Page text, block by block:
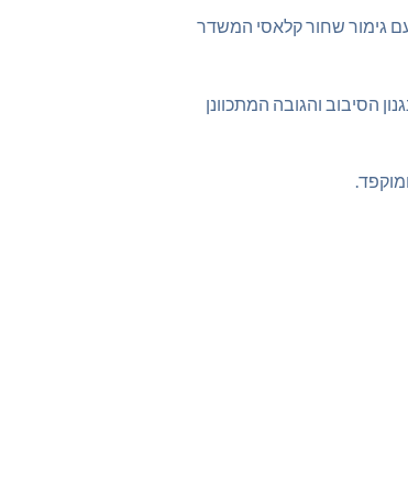
עם גימור שחור קלאסי המשדר
הסיבוב והגובה המתכוונן